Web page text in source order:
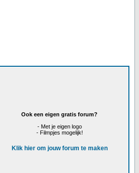
Ook een eigen gratis forum?
- Met je eigen logo
- Filmpjes mogelijk!
Klik hier om jouw forum te maken